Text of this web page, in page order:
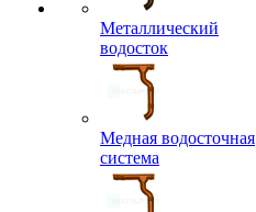
Металлический
водосток
Медная водосточная
система